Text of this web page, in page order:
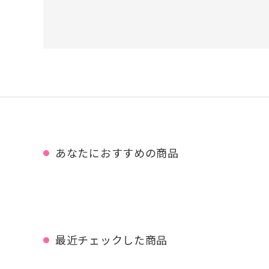
あなたにおすすめの商品
最近チェックした商品